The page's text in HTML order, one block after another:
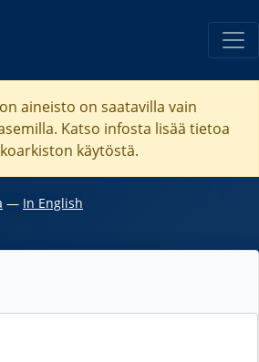
aineisto on saatavilla vain
Katso infosta lisää tietoa
käytöstä.
― In English